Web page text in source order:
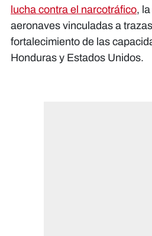
lucha contra el narcotráfico,
aeronaves vinculadas a
fortalecimiento de las
Honduras y Estados Unidos.